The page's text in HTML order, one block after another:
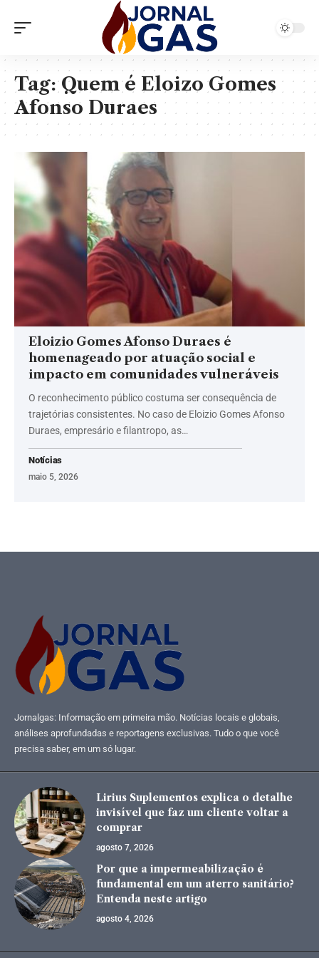
Tag:Quem é Eloizo Gomes
Afonso Duraes
Eloizio Gomes Afonso Duraes é
homenageado por atuação social e
impacto em comunidades vulneráveis
O reconhecimento público costuma ser consequência de
trajetórias consistentes. No caso de Eloizio Gomes Afonso
Duraes, empresário e filantropo, as…
Notícias
maio 5, 2026
Jornalgas: Informação em primeira mão. Notícias locais e globais,
análises aprofundadas e reportagens exclusivas. Tudo o que você
precisa saber, em um só lugar.
Lirius Suplementos explica o detalhe
invisível que faz um cliente voltar a
comprar
agosto 7, 2026
Por que a impermeabilização é
fundamental em um aterro sanitário?
Entenda neste artigo
agosto 4, 2026